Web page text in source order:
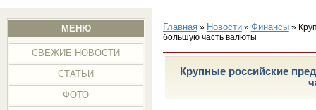
МЕНЮ
СВЕЖИЕ НОВОСТИ
СТАТЬИ
ФОТО
Главная» Новости» Финансы»
большую часть валюты
Крупные российские